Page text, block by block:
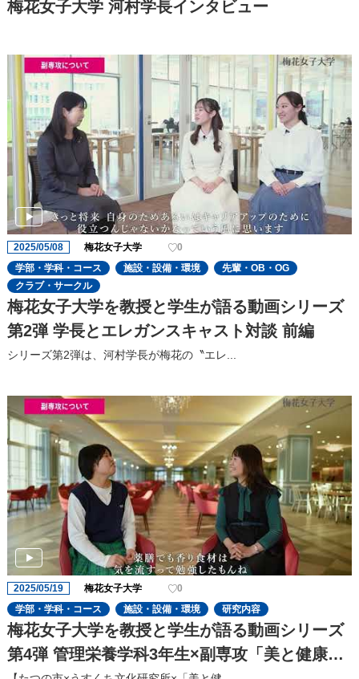
梅花女子大学 河村学長インタビュー
2025/05/08 梅花女子大学
0
学部・学科・コース
施設・設備・環境
先輩・OB・OG
クラブ・サークル
梅花女子大学を教授と学生が語る動画シリーズ
第2弾 学長とエレガンスキャスト対談 前編
シリーズ第2弾は、河村学長が梅花の〝エレ...
2025/05/19 梅花女子大学
0
学部・学科・コース
施設・設備・環境 研究内容
梅花女子大学を教授と学生が語る動画シリーズ
第4弾 管理栄養学科3年生×副専攻「美と健康の